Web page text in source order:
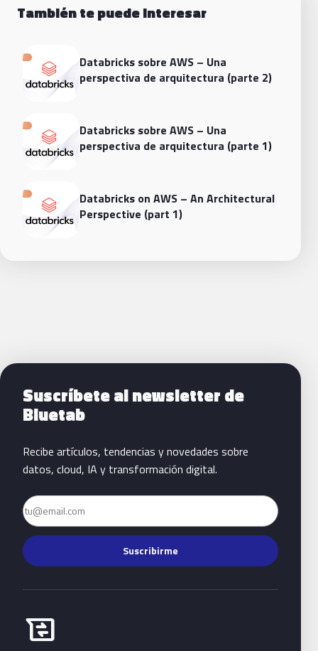
También te puede interesar
Databricks sobre AWS – Una
perspectiva de arquitectura (parte 2)
Databricks sobre AWS – Una
perspectiva de arquitectura (parte 1)
Databricks on AWS – An Architectural
Perspective (part 1)
Siguientes pasos con Bluetab
Suscríbete al newsletter de
Bluetab
Recibe artículos, tendencias y novedades sobre
datos, cloud, IA y transformación digital.
Email
Suscribirme
business_messages
Habla con Bluetab